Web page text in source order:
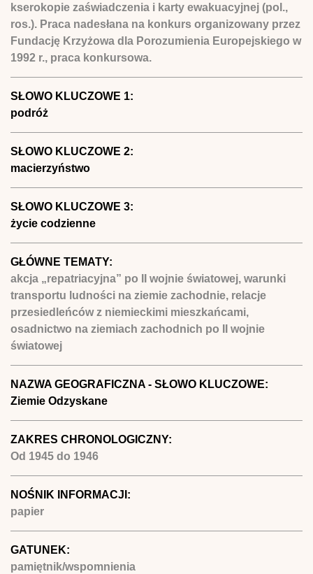
kserokopie zaświadczenia i karty ewakuacyjnej (pol.,
ros.). Praca nadesłana na konkurs organizowany przez
Fundację Krzyżowa dla Porozumienia Europejskiego w
1992 r., praca konkursowa.
SŁOWO KLUCZOWE 1:
podróż
SŁOWO KLUCZOWE 2:
macierzyństwo
SŁOWO KLUCZOWE 3:
życie codzienne
GŁÓWNE TEMATY:
akcja „repatriacyjna” po II wojnie światowej, warunki
transportu ludności na ziemie zachodnie, relacje
przesiedleńców z niemieckimi mieszkańcami,
osadnictwo na ziemiach zachodnich po II wojnie
światowej
NAZWA GEOGRAFICZNA - SŁOWO KLUCZOWE:
Ziemie Odzyskane
ZAKRES CHRONOLOGICZNY:
Od 1945 do 1946
NOŚNIK INFORMACJI:
papier
GATUNEK:
pamiętnik/wspomnienia